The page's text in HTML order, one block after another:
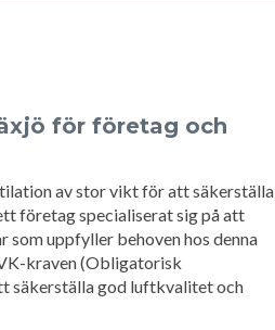
för företag och
av stor vikt för att säkerställa
företag specialiserat sig på att
uppfyller behoven hos denna
kraven (Obligatorisk
säkerställa god luftkvalitet och